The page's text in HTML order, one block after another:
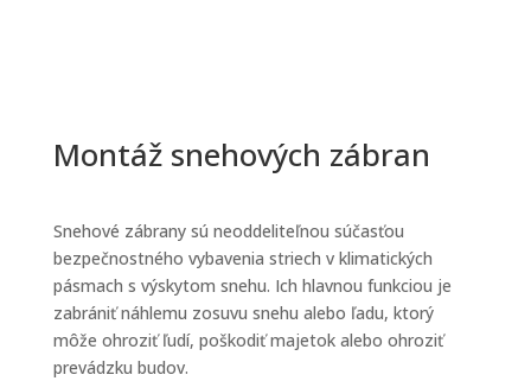
Montáž snehových zábran
Snehové zábrany sú neoddeliteľnou súčasťou
bezpečnostného vybavenia striech v klimatických
pásmach s výskytom snehu. Ich hlavnou funkciou je
zabrániť náhlemu zosuvu snehu alebo ľadu, ktorý
môže ohroziť ľudí, poškodiť majetok alebo ohroziť
prevádzku budov.